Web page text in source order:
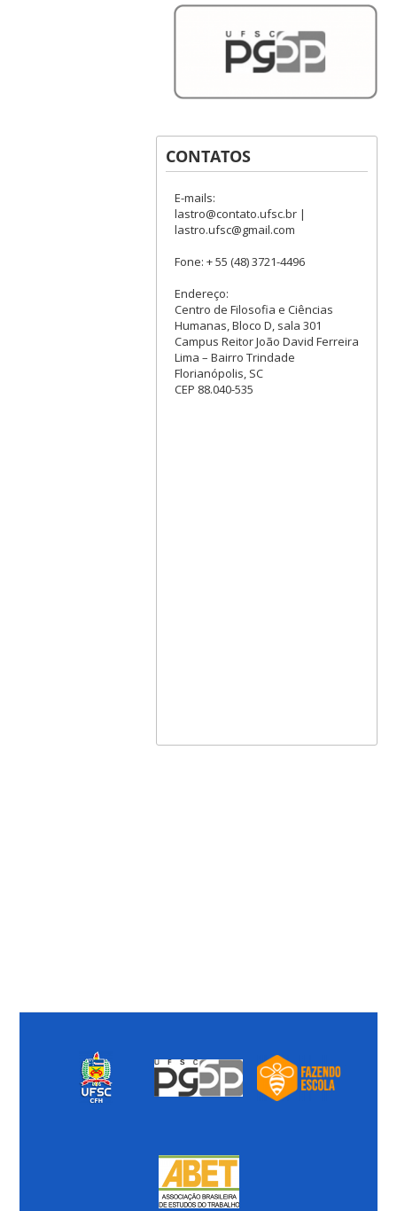
CONTATOS
E-mails:
lastro@contato.ufsc.br |
lastro.ufsc@gmail.com
Fone: + 55 (48) 3721-4496
Endereço:
Centro de Filosofia e Ciências
Humanas, Bloco D, sala 301
Campus Reitor João David Ferreira
Lima – Bairro Trindade
Florianópolis, SC
CEP 88.040-535